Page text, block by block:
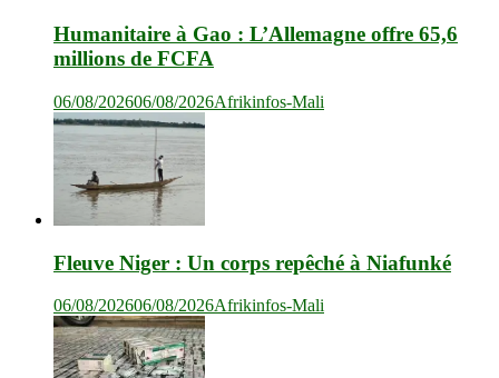
Humanitaire à Gao : L’Allemagne offre 65,6
millions de FCFA
06/08/202606/08/2026Afrikinfos-Mali
Fleuve Niger : Un corps repêché à Niafunké
06/08/202606/08/2026Afrikinfos-Mali